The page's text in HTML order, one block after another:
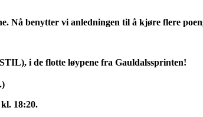
Nå benytter vi anledningen til å kjøre flere
i de flotte løypene fra Gauldalssprinten!
18:20.